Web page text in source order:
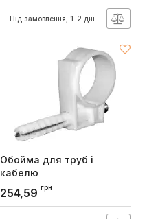
Під замовлення, 1-2 дні
Обойма для труб і
кабелю
e.holder.stand.10.12, d=10-
12мм (100шт), E.NEXT
254,59 грн